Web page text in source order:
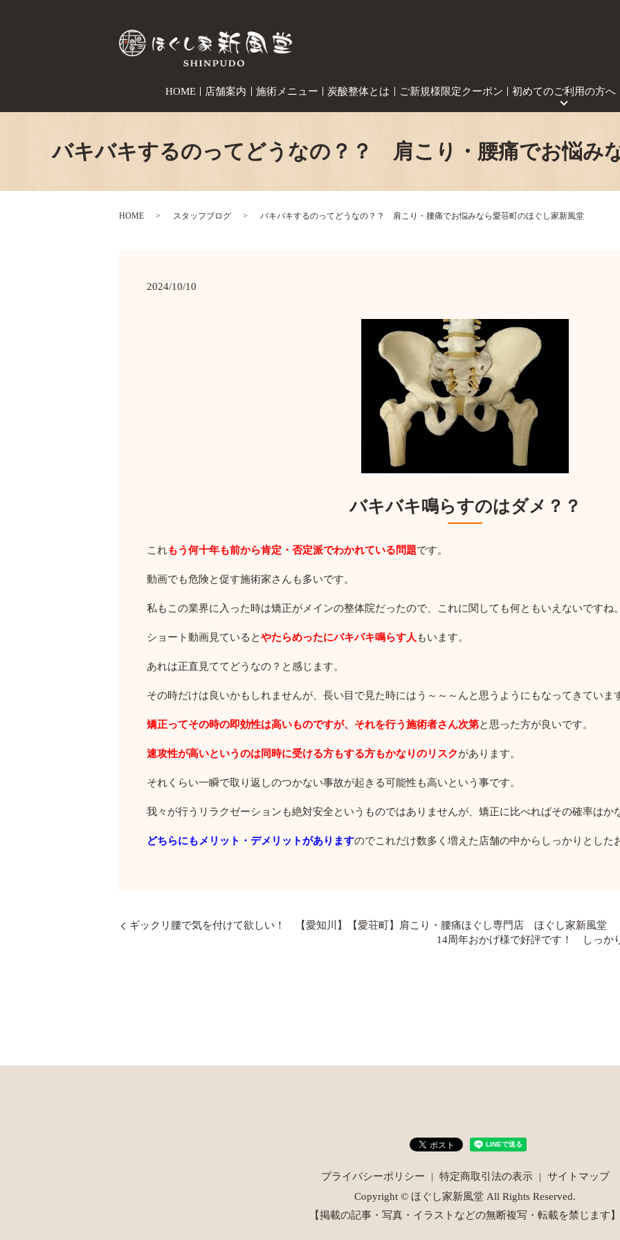
HOME 店舗案内 施術メニュー 炭酸整体とは ご新規様限定クーポン 初めてのご利用の方へ
バキバキするのってどうなの？？ 肩こり・腰痛でお悩み
HOME スタッフブログ バキバキするのってどうなの？？ 肩こり・腰痛でお悩みなら愛荘町のほぐし家新風堂
2024/10/10
バキバキ鳴らすのはダメ？？
これもう何十年も前から肯定・否定派でわかれている問題です。
動画でも危険と促す施術家さんも多いです。
私もこの業界に入った時は矯正がメインの整体院だったので、これに関しても何ともいえないですね
ショート動画見ているとやたらめったにバキバキ鳴らす人 もいます。
あれは正直見ててどうなの？と感じます。
その時だけは良いかもしれませんが、長い目で見た時にはう～～～んと思うようにもなってきていま
矯正ってその時の即効性は高いものですが、それを行う施術者さん次第と思った方が良いです。
速攻性が高いというのは同時に受ける方もする方もかなりのリスクがあります。
それくらい一瞬で取り返しのつかない事故が起きる可能性も高いという事です。
我々が行うリラクゼーションも絶対安全というものではありませんが、矯正に比べればその確率はか
どちらにもメリット・デメリットがありますのでこれだけ数多く増えた店舗の中からしっかりとした
ギックリ腰で気を付けて欲しい！ 【愛知川】【愛荘町】肩こり・腰痛ほぐし専門店 ほぐし家新風堂
14周年おかげ様で好評です！ しっか
プライバシーポリシー 特定商取引法の表示
サイトマップ
Copyright © ほぐし家新風堂 All Rights Reserved.
【掲載の記事・写真・イラストなどの無断複写・転載を禁じます】